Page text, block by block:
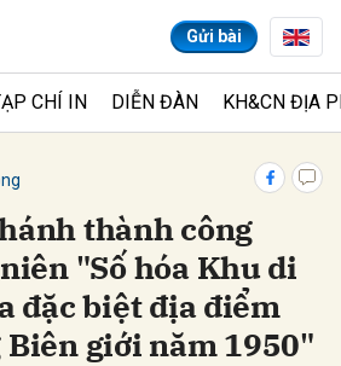
Gửi bài
CHÍ IN DIỄN ĐÀN KH&CN ĐỊA
thành công
"Số hóa Khu di
đặc biệt địa điểm
giới năm 1950"